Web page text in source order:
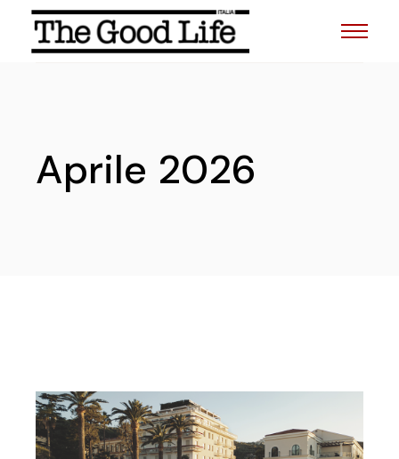
Aprile 2026